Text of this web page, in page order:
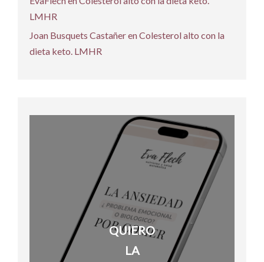
LMHR
Joan Busquets CastañerenColesterol alto con la
dieta keto. LMHR
QUIERO
LA